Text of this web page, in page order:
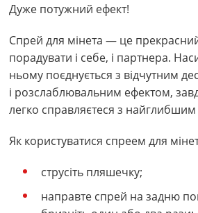
Дуже потужний ефект!
Спрей для мінета — це
порадувати і себе, і партнера.
ньому поєднується з відчутним
і розслаблювальним ефектом,
легко справляєтеся з
Як користуватися спреем для
струсіть пляшечку;
направте спрей на задню